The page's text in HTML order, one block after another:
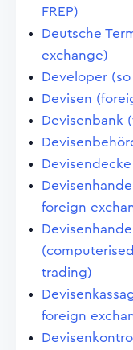
FREP)
Deutsche
exchange)
Developer
Devisen
Devisenbank
foreign
trading)
foreign